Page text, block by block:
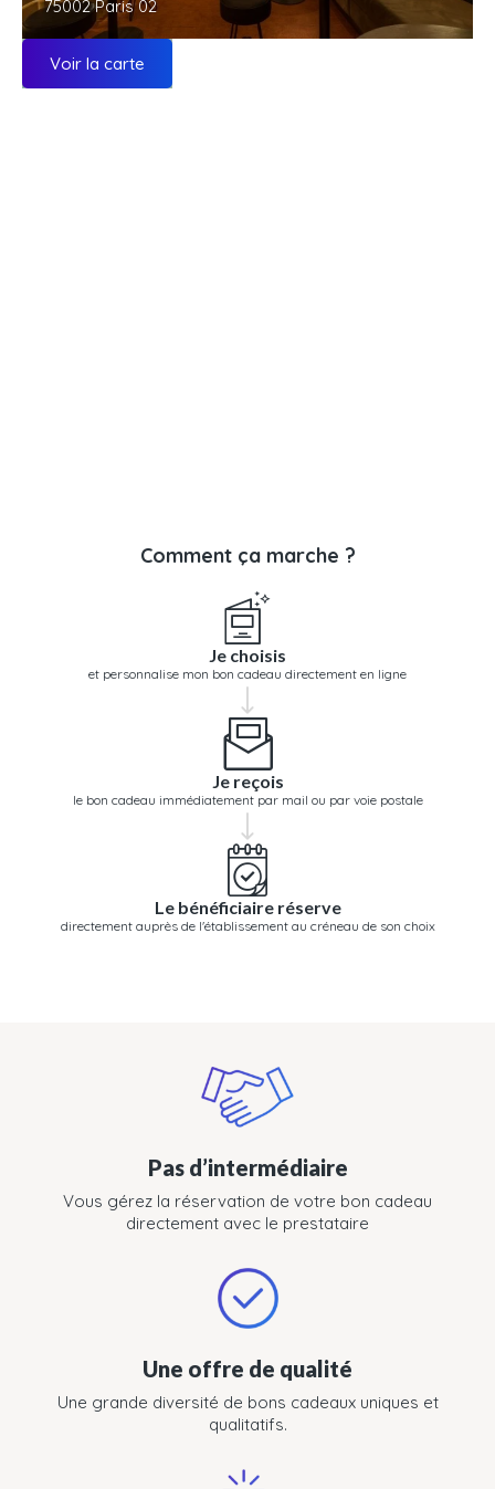
75002 Paris 02
Voir la carte
Comment ça marche ?
Je choisis
et personnalise mon bon cadeau directement en ligne
Je reçois
le bon cadeau immédiatement par mail ou par voie postale
Le bénéficiaire réserve
directement auprès de l'établissement au créneau de son choix
Pas d’intermédiaire
Vous gérez la réservation de votre bon cadeau
directement avec le prestataire
Une offre de qualité
Une grande diversité de bons cadeaux uniques et
qualitatifs.